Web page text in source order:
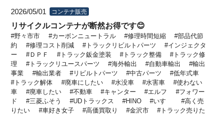
2026/05/01 コンテナ販売
リサイクルコンテナが断然お得です😊
野々市市 カーボンニュートラル 修理時間短縮
部品代節
約
修理コスト削減 トラックリビルトパーツ
インジェクタ
ー
ＤＰＦ トラック鈑金塗装 トラック整備
トラック修
理
トラックリユースパーツ 海外輸出 自動車輸出
輸出
事業
輸出業者 リビルトパーツ 中古パーツ
低年式車
トラック解体
廃車にしたい 水没車 水害車
使わない
車
廃車したい 不動車 キャンター エルフ
フォワー
ド
三菱ふそう UDトラックス HINO いすゞ
高く売
りたい
車好き女子 高価買取り 金沢市
トラック売りた